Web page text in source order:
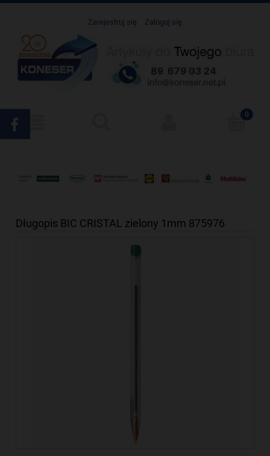
Zarejestruj się Zaloguj się
Długopis BIC CRISTAL zielony 1mm 875976